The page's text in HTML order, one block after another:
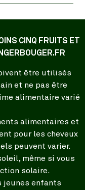
CINQ FRUITS ET
être utilisés
et ne pas être
alimentaire varié
alimentaires et
pour les cheveux
peuvent varier.
même si vous
solaire.
jeunes enfants